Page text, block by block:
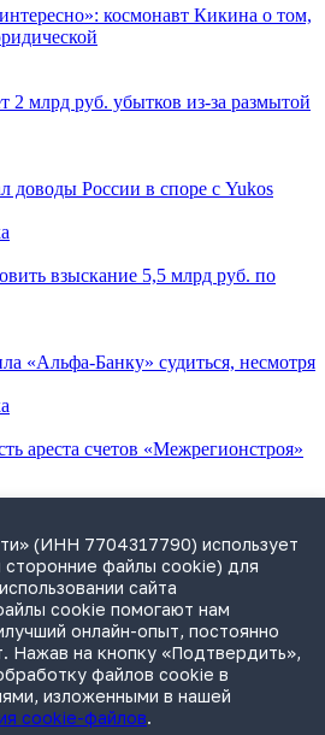
космонавт Кикина о том,
2 млрд руб. убытков из-за размытой
России в споре с Yukos
взыскание 5,5 млрд руб. по
«Альфа-Банку» судиться, несмотря
ареста счетов «Межрегионстроя»
дома как гостевые без изменения
блокировка массовых звонков
налогов из-за инвестльгот
(ИНН 7704317790) использует
файлы cookie) для
сайта
cookie помогают нам
онлайн-опыт, постоянно
Нажав на кнопку «Подтвердить»,
файлов cookie в
изложенными в нашей
cookie-файлов.